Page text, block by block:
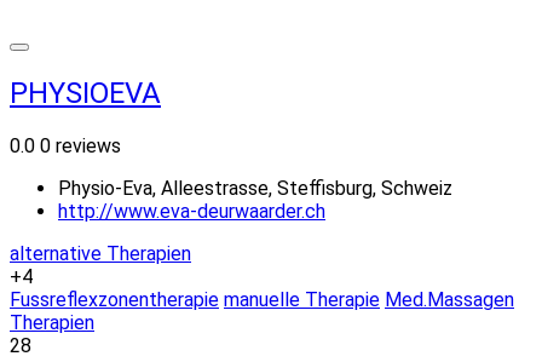
PHYSIOEVA
0.0 0 reviews
Physio-Eva, Alleestrasse, Steffisburg, Schweiz
http://www.eva-deurwaarder.ch
alternative Therapien
+4
Fussreflexzonentherapie manuelle Therapie Med.Massagen
Therapien
28